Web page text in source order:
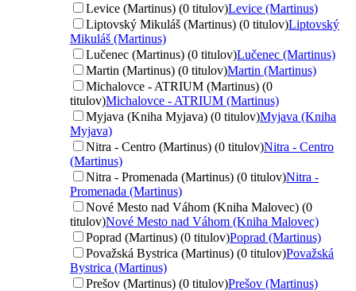
Levice (Martinus) (0 titulov)Levice (Martinus)
Liptovský Mikuláš (Martinus) (0 titulov)Liptovský
Mikuláš (Martinus)
Lučenec (Martinus) (0 titulov)Lučenec (Martinus)
Martin (Martinus) (0 titulov)Martin (Martinus)
Michalovce - ATRIUM (Martinus) (0
titulov)Michalovce - ATRIUM (Martinus)
Myjava (Kniha Myjava) (0 titulov)Myjava (Kniha
Myjava)
Nitra - Centro (Martinus) (0 titulov)Nitra - Centro
(Martinus)
Nitra - Promenada (Martinus) (0 titulov)Nitra -
Promenada (Martinus)
Nové Mesto nad Váhom (Kniha Malovec) (0
titulov)Nové Mesto nad Váhom (Kniha Malovec)
Poprad (Martinus) (0 titulov)Poprad (Martinus)
Považská Bystrica (Martinus) (0 titulov)Považská
Bystrica (Martinus)
Prešov (Martinus) (0 titulov)Prešov (Martinus)